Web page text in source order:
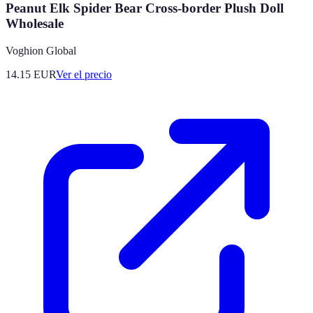
Peanut Elk Spider Bear Cross-border Plush Doll
Wholesale
Voghion Global
14.15 EURVer el precio